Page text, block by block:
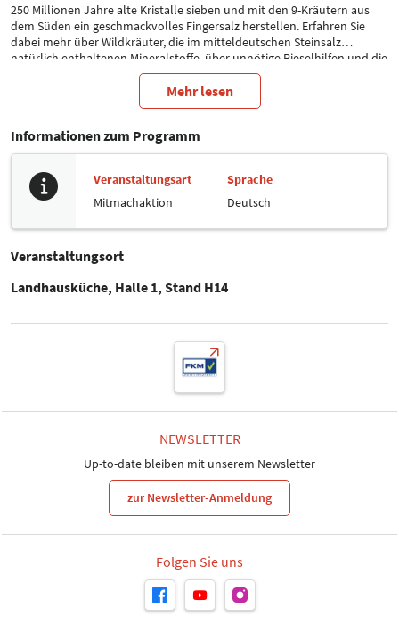
250 Millionen Jahre alte Kristalle sieben und mit den 9-Kräutern aus
dem Süden ein geschmackvolles Fingersalz herstellen. Erfahren Sie
dabei mehr über Wildkräuter, die im mitteldeutschen Steinsalz
natürlich enthaltenen Mineralstoffe, über unnötige Rieselhilfen und die
Neuen Leipziger Südraumschätze.
Mehr lesen
Informationen zum Programm
Veranstaltungsart
Mitmachaktion
Sprache
Deutsch
Veranstaltungsort
Landhausküche, Halle 1, Stand H14
NEWSLETTER
Up-to-date bleiben mit unserem Newsletter
zur Newsletter-Anmeldung
Folgen Sie uns